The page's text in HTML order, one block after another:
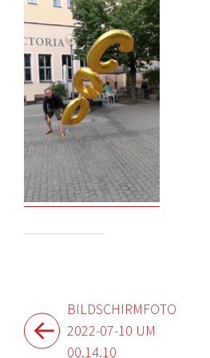
Beitragsnavigation
BILDSCHIRMFOTO
2022-07-10 UM
00.14.10